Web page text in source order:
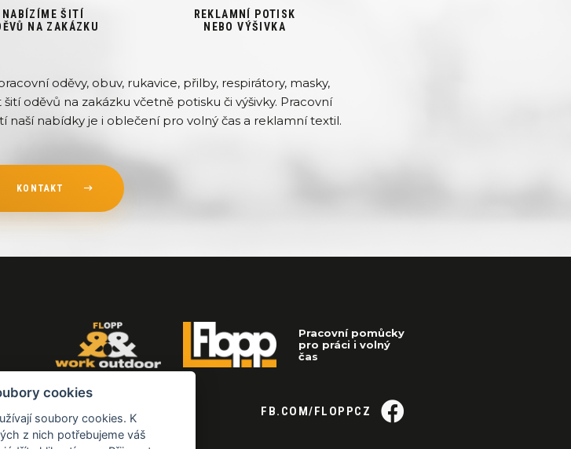
NABÍZÍME ŠITÍ
NA ZAKÁZKU
REKLAMNÍ POTISK
NEBO VÝŠIVKA
oděvy, obuv, rukavice, přilby, respirátory, masky,
oděvů na zakázku včetně potisku či výšivky. Pracovní
naší nabídky je i oblečení pro volný čas a reklamní textil.
KONTAKT
Pracovní pomůcky
pro práci i volný
čas
FB.COM/FLOPPCZ
cookies
soubory cookies. K
z nich potřebujeme váš